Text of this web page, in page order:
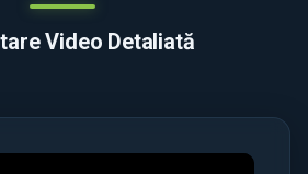
Video Detaliată